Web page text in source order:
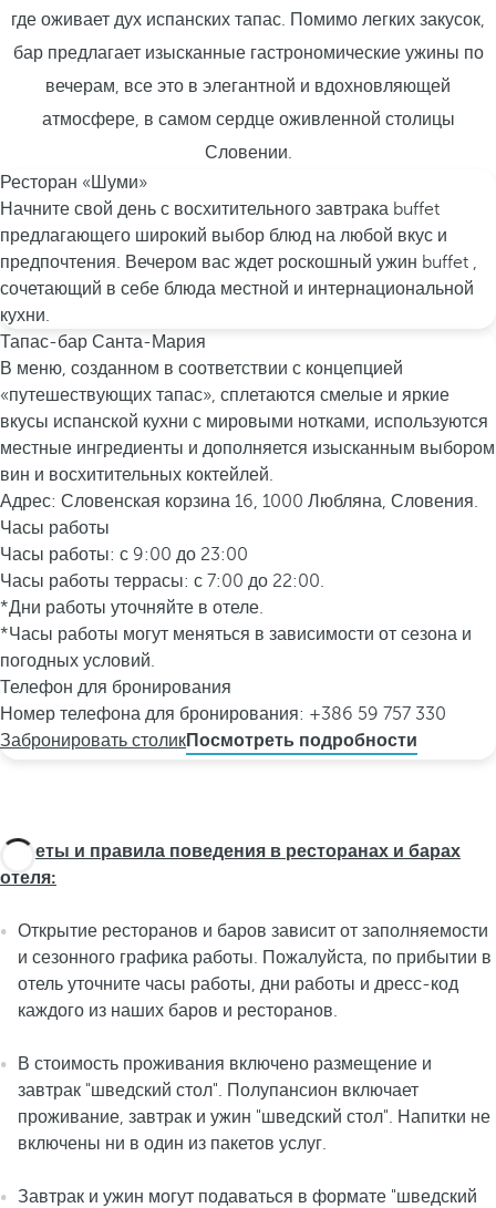
где оживает дух испанских тапас. Помимо легких закусок,
бар предлагает изысканные гастрономические ужины по
вечерам, все это в элегантной и вдохновляющей
атмосфере, в самом сердце оживленной столицы
Словении.
Ресторан «Шуми»
Начните свой день с восхитительного завтрака buffet
предлагающего широкий выбор блюд на любой вкус и
предпочтения. Вечером вас ждет роскошный ужин buffet ,
сочетающий в себе блюда местной и интернациональной
кухни.
Тапас-бар Санта-Мария
В меню, созданном в соответствии с концепцией
«путешествующих тапас», сплетаются смелые и яркие
вкусы испанской кухни с мировыми нотками, используются
местные ингредиенты и дополняется изысканным выбором
вин и восхитительных коктейлей.
Адрес: Словенская корзина 16, 1000 Любляна, Словения.
Часы работы
Часы работы: с 9:00 до 23:00
Часы работы террасы: с 7:00 до 22:00.
*Дни работы уточняйте в отеле.
*Часы работы могут меняться в зависимости от сезона и
погодных условий.
Телефон для бронирования
Номер телефона для бронирования: +386 59 757 330
Забронировать столикПосмотреть подробности
Советы и правила поведения в ресторанах и барах
отеля:
Открытие ресторанов и баров зависит от заполняемости
и сезонного графика работы. Пожалуйста, по прибытии в
отель уточните часы работы, дни работы и дресс-код
каждого из наших баров и ресторанов.
В стоимость проживания включено размещение и
завтрак "шведский стол". Полупансион включает
проживание, завтрак и ужин "шведский стол". Напитки не
включены ни в один из пакетов услуг.
Завтрак и ужин могут подаваться в формате "шведский